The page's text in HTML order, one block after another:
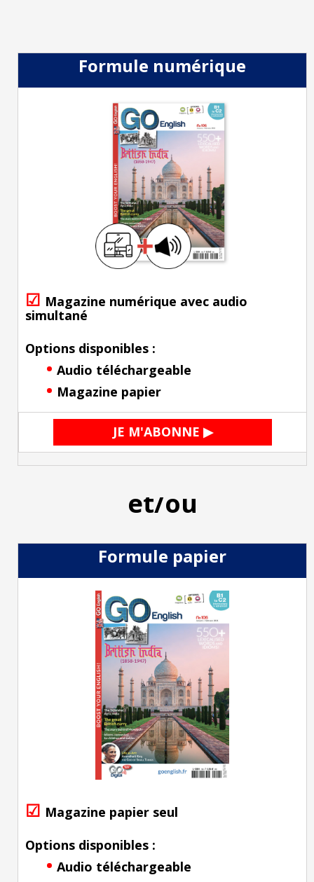
Formule numérique
☑ Magazine numérique avec audio
simultané
Options disponibles :
• Audio téléchargeable
• Magazine papier
JE M'ABONNE ▶
et/ou
Formule papier
☑ Magazine papier seul
Options disponibles :
• Audio téléchargeable